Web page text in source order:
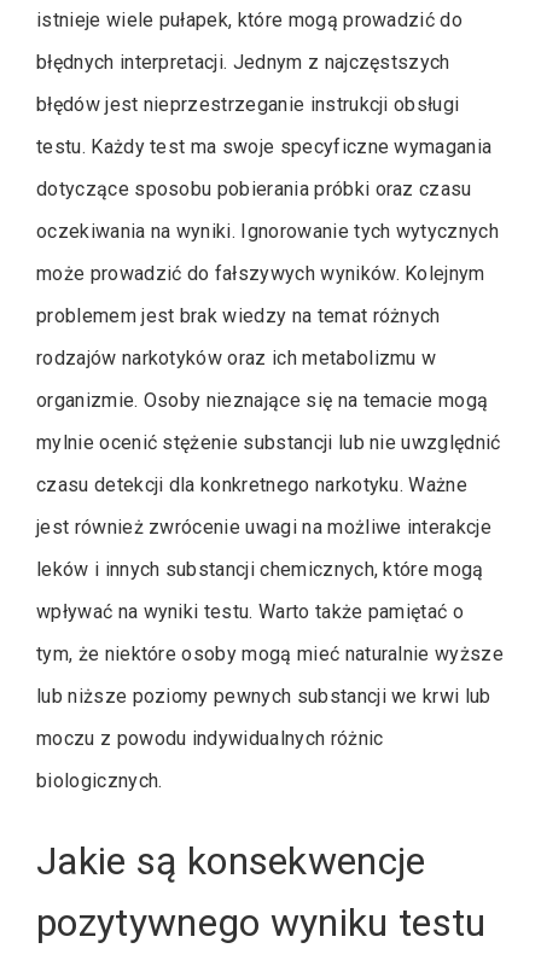
istnieje wiele pułapek, które mogą prowadzić do
błędnych interpretacji. Jednym z najczęstszych
błędów jest nieprzestrzeganie instrukcji obsługi
testu. Każdy test ma swoje specyficzne wymagania
dotyczące sposobu pobierania próbki oraz czasu
oczekiwania na wyniki. Ignorowanie tych wytycznych
może prowadzić do fałszywych wyników. Kolejnym
problemem jest brak wiedzy na temat różnych
rodzajów narkotyków oraz ich metabolizmu w
organizmie. Osoby nieznające się na temacie mogą
mylnie ocenić stężenie substancji lub nie uwzględnić
czasu detekcji dla konkretnego narkotyku. Ważne
jest również zwrócenie uwagi na możliwe interakcje
leków i innych substancji chemicznych, które mogą
wpływać na wyniki testu. Warto także pamiętać o
tym, że niektóre osoby mogą mieć naturalnie wyższe
lub niższe poziomy pewnych substancji we krwi lub
moczu z powodu indywidualnych różnic
biologicznych.
Jakie są konsekwencje
pozytywnego wyniku testu